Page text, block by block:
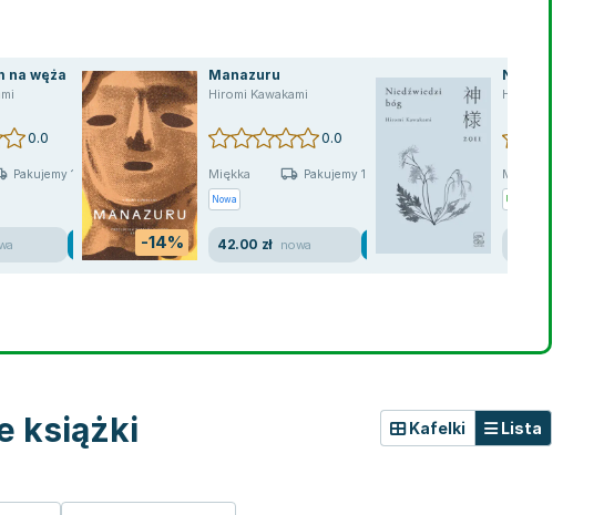
na węża
0.0
Pakujemy 11.08
-14%
Manazuru
Hiromi Kawakami
0.0
Miękka Pakujemy 10.08
Nowa
42.00 zł nowa
Niedźwiedzi
Hiromi Kawakami
Miękka
książki Kafelki Lista